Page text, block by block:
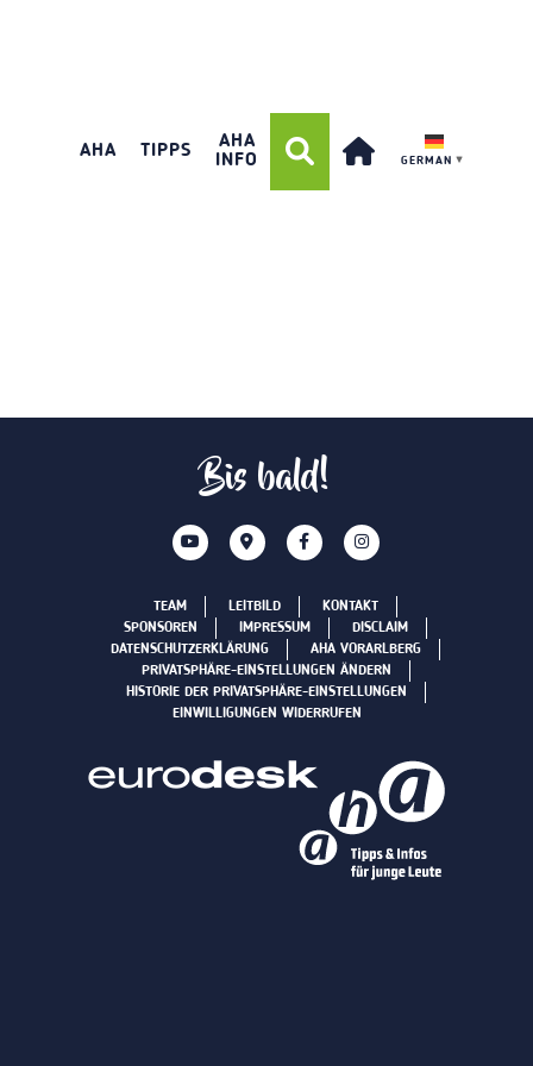
AHA TIPPS
AHA
INFO
GERMAN ▼
Bis bald!
TEAM LEITBILD
KONTAKT
SPONSOREN
IMPRESSUM
DISCLAIM
DATENSCHUTZERKLÄRUNG
AHA VORARLBERG
PRIVATSPHÄRE-EINSTELLUNGEN ÄNDERN
HISTORIE DER PRIVATSPHÄRE-EINSTELLUNGEN
EINWILLIGUNGEN WIDERRUFEN